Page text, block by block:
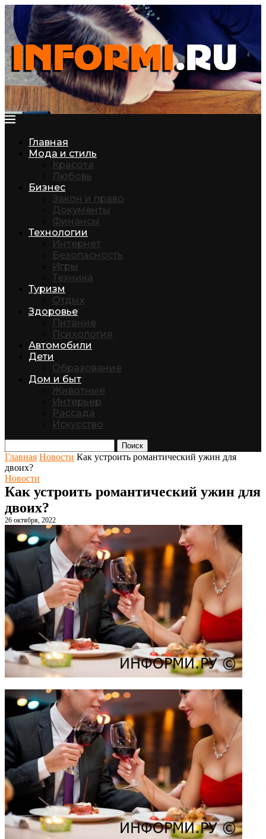
Главная
Мода и стиль
Красота
Любовь
Бизнес
Закон и право
Документы
Финансы
Технологии
Интернет
Безопасность
Игры
Техника
Туризм
Отдых
Здоровье
Питание
Психология
Автомобили
Дети
Образование
Дом и быт
Животные
Интерьер
Рассада
Искусство
Поиск
Главная Новости Как устроить романтический ужин для
двоих?
Новости
Как устроить романтический ужин для
двоих?
26 октября, 2022